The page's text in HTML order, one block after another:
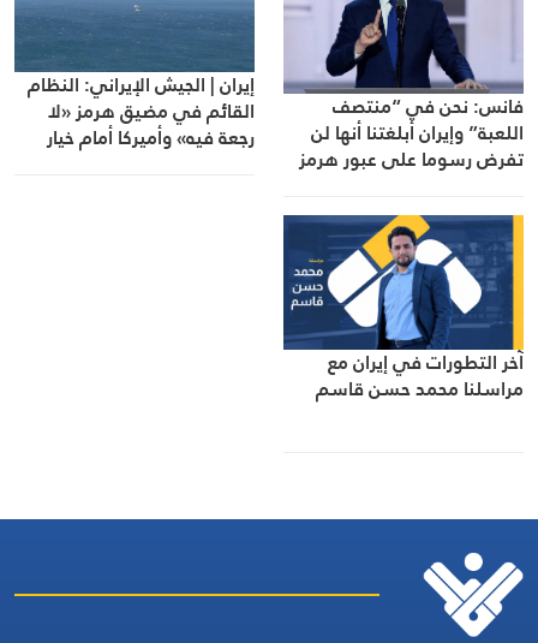
فانس: نحن في “منتصف
اللعبة” وإيران أبلغتنا أنها لن
تفرض رسوما على عبور هرمز
إيران | الجيش الإيراني: النظام
القائم في مضيق هرمز «لا
رجعة فيه» وأميركا أمام خيار
آخر التطورات في إيران مع
مراسلنا محمد حسن قاسم